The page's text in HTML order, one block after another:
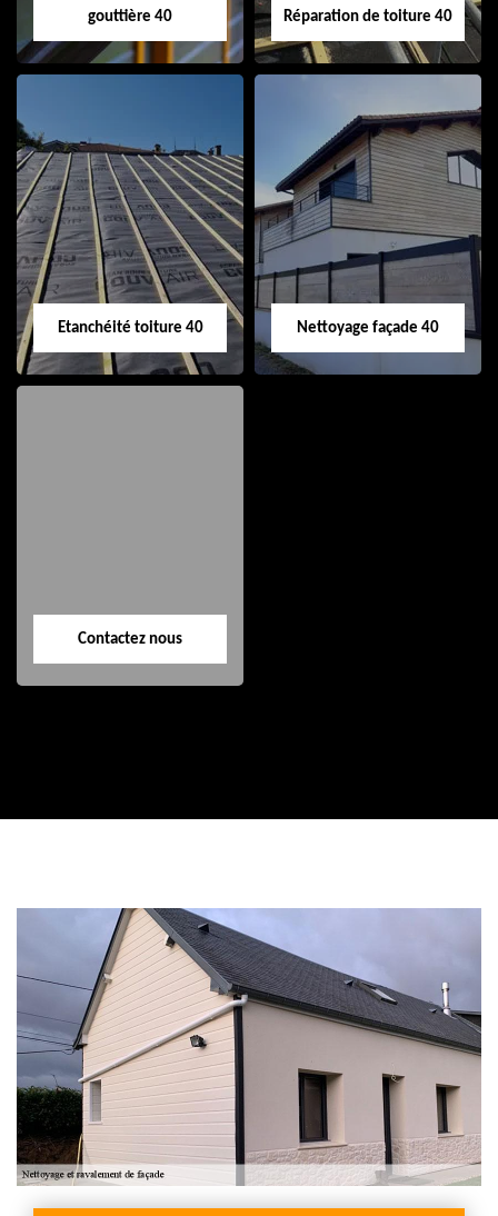
gouttière 40
Nettoyage et pose
de gouttière 40
Réparation de toiture 40
Réparation de
toiture 40
Etanchéité toiture 40 Nettoyage façade 40
Contactez nous